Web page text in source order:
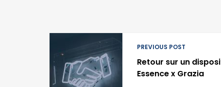
PREVIOUS POST
Retour sur un
Essence x Grazia